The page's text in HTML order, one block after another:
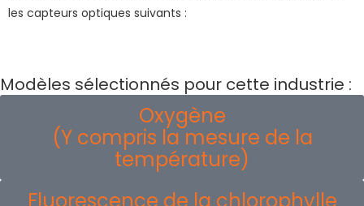
les capteurs optiques suivants :
Modèles sélectionnés pour cette industrie :
Oxygène
(Y compris la mesure de la
température)